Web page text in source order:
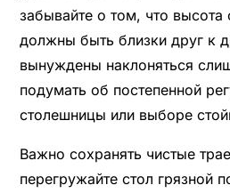
забывайте о том, что высота
должны быть близки друг к
вынуждены наклоняться
подумать об постепенной
столешницы или выборе
Важно сохранять чистые
перегружайте стол грязной